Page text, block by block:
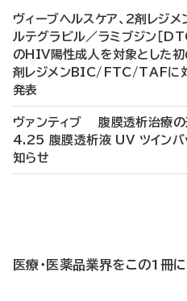
ヴィーブヘルスケア、2剤レジメ
ルテグラビル／ラミブジン［
のHIV陽性成人を対象とした
剤レジメンBIC/FTC/TAFに
発表
ヴァンティブ 腹膜透析治療の
4.25 腹膜透析液 UV ツインバ
知らせ
医療・医薬品業界をこの1冊に